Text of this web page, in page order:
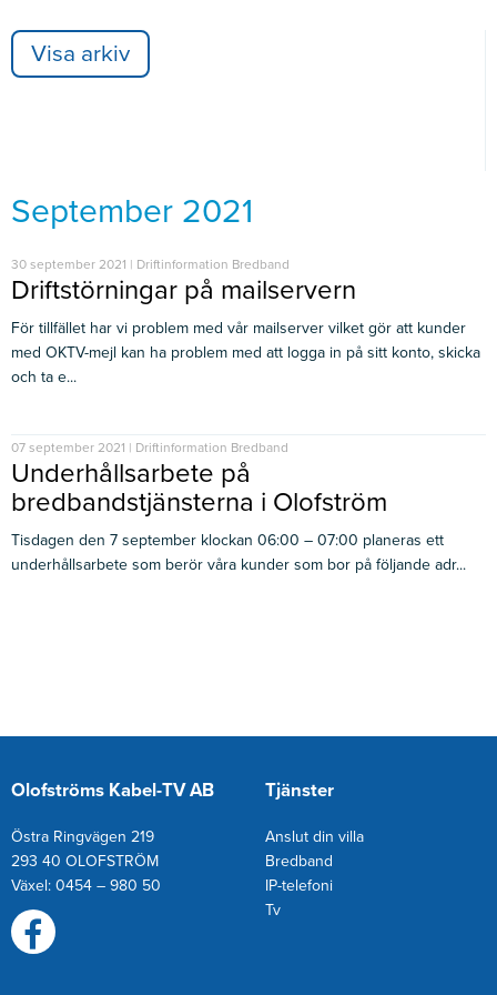
Visa arkiv
September 2021
30 september 2021 | Driftinformation Bredband
Driftstörningar på mailservern
För tillfället har vi problem med vår mailserver vilket gör att kunder
med OKTV-mejl kan ha problem med att logga in på sitt konto, skicka
och ta e...
07 september 2021 | Driftinformation Bredband
Underhållsarbete på
bredbandstjänsterna i Olofström
Tisdagen den 7 september klockan 06:00 – 07:00 planeras ett
underhållsarbete som berör våra kunder som bor på följande adr...
Olofströms Kabel-TV AB
Östra Ringvägen 219
293 40 OLOFSTRÖM
Växel: 0454 – 980 50
Tjänster
Anslut din villa
Bredband
IP-telefoni
Tv